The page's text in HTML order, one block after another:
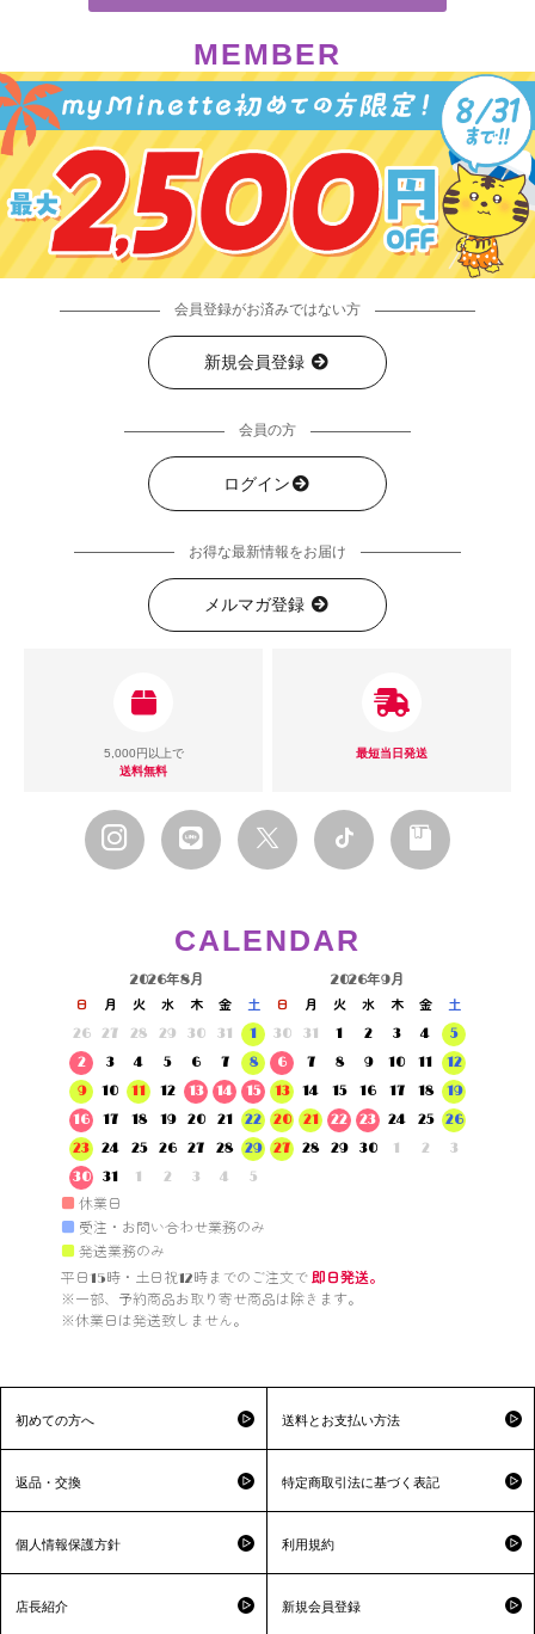
MEMBER
会員登録がお済みではない方
新規会員登録
会員の方
ログイン
お得な最新情報をお届け
メルマガ登録
5,000円以上で
送料無料
最短当日発送
CALENDAR
2026年8月
日 月 火 水 木 金
土
26
27 28 29 30 31
1
2
3 4 5 6 7
8
9
10 11 12 13 14
15
16
17 18 19 20 21
22
23
24 25 26 27 28
29
30
31 1 2 3 4 5
2026年9月
日 月 火 水 木 金
土
30
31 1 2 3 4
5
6
7 8 9 10 11
12
13
14 15 16 17 18
19
20
21 22 23 24 25
26
27
28 29 30 1 2 3
■ 休業日
■ 受注・お問い合わせ業務のみ
■ 発送業務のみ
平日15時・土日祝12時までのご注文で 即日発送。
※一部、予約商品お取り寄せ商品は除きます。
※休業日は発送致しません。
初めての方へ 送料とお支払い方法
返品・交換 特定商取引法に基づく表記
個人情報保護方針 利用規約
店長紹介 新規会員登録